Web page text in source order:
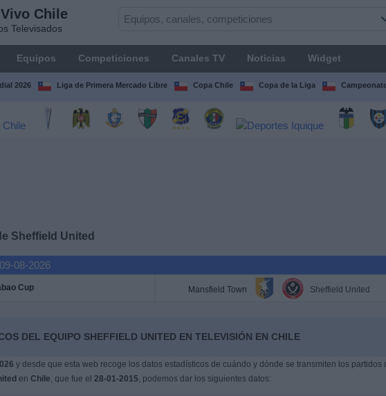
Chile
Televisados
Equipos Competiciones Canales TV Noticias Widget
2026 Liga de Primera Mercado Libre Copa Chile Copa de la Liga
Sheffield United
08-2026
Cup Mansfield Town Sheffield United
DEL EQUIPO SHEFFIELD UNITED EN TELEVISIÓN EN CHILE
y desde que esta web recoge los datos estadísticos de cuándo y dónde se transmiten los partidos
en Chile, que fue el 28-01-2015, podemos dar los siguientes datos: